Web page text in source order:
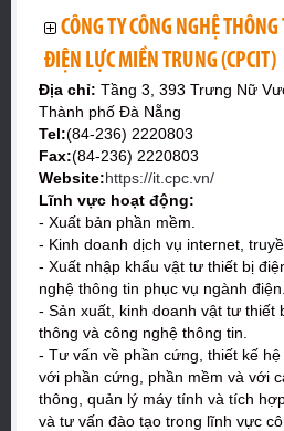
CÔNG TY CÔNG NGHỆ THÔNG
ĐIỆN LỰC MIỀN TRUNG (CPCIT)
Địa chỉ: Tầng 3, 393 Trưng Nữ
Thành phố Đà Nẵng
Tel:(84-236) 2220803
Fax:(84-236) 2220803
Website:https://it.cpc.vn/
Lĩnh vực hoạt động:
- Xuất bản phần mềm.
- Kinh doanh dịch vụ internet,
- Xuất nhập khẩu vật tư thiết bị
nghệ thông tin phục vụ ngành điện.
- Sản xuất, kinh doanh vật tư thiết
thông và công nghệ thông tin.
- Tư vấn về phần cứng, thiết kế
với phần cứng, phần mềm và với
thông, quản lý máy tính và tích
và tư vấn đào tạo trong lĩnh vực